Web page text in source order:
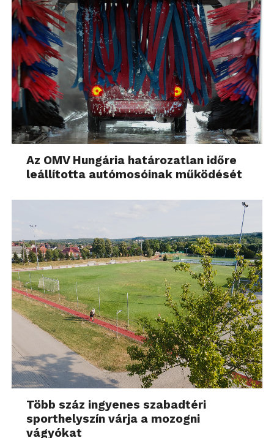
Az OMV Hungária határozatlan időre
leállította autómosóinak működését
Több száz ingyenes szabadtéri
sporthelyszín várja a mozogni
vágyókat